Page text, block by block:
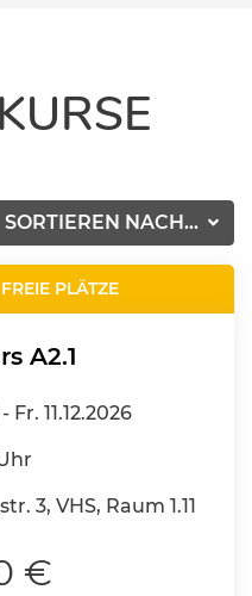
SORTIEREN NACH...
FREIE PLÄTZE
A2.1
Fr. 11.12.2026
3, VHS, Raum 1.11
€